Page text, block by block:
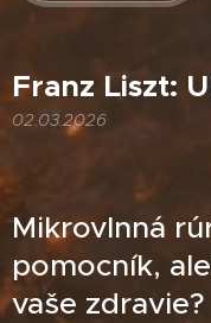
Franz Liszt:
02.03.2026
Mikrovlnná
pomocník,
vaše zdravie?